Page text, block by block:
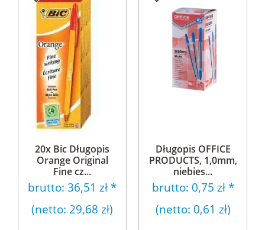
20x Bic Długopis
Orange Original
Fine cz...
brutto: 36,51 zł *
(netto: 29,68 zł)
Długopis OFFICE
PRODUCTS, 1,0mm,
niebies...
brutto: 0,75 zł*
(netto: 0,61 zł)